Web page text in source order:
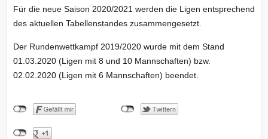
Für die neue Saison 2020/2021 werden die Ligen entsprechend
des aktuellen Tabellenstandes zusammengesetzt.
Der Rundenwettkampf 2019/2020 wurde mit dem Stand
01.03.2020 (Ligen mit 8 und 10 Mannschaften) bzw.
02.02.2020 (Ligen mit 6 Mannschaften) beendet.